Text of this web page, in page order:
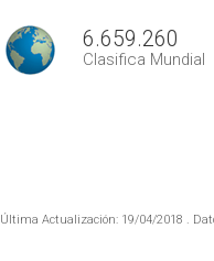
6.659.260
Clasifica Mundial
Última Actualización: 19/04/2018 .